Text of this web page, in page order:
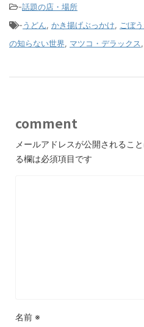
-話題の店・場所
-うどん, かき揚げぶっかけ, ごぼ
の知らない世界, マツコ・デラックス,
comment
メールアドレスが公開されること
る欄は必須項目です
名前 ※